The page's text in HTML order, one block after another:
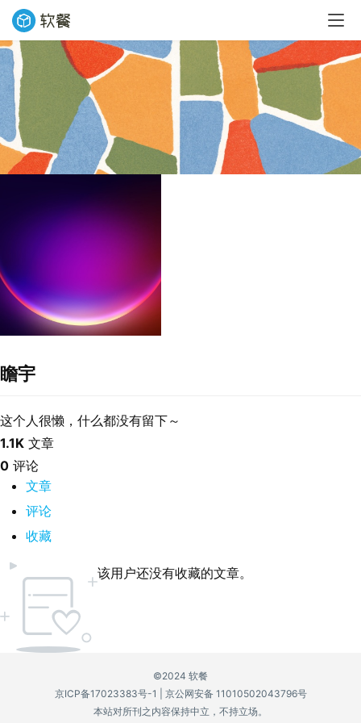
业
界
W
i
i
n
1
C
软
件
卓
苹
果
于
瞻宇
这个人很懒，什么都没有留下～
1.1K 文章
0 评论
文章
评论
收藏
该用户还没有收藏的文章。
©2024 软餐
京ICP备17023383号-1
京公网安备 11010502043796号
本站对所刊之内容保持中立，不持立场。